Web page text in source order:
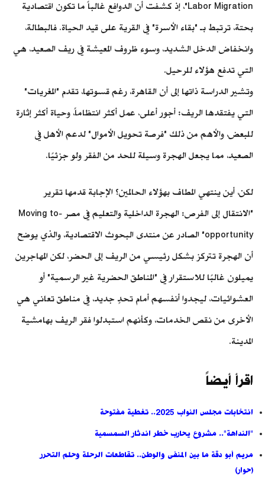
Labor Migration"، إذ كشفت أن الدوافع غالباً ما تكون اقتصادية
بحتة، ترتبط بـ "بقاء الأسرة" في القرية على قيد الحياة. فالبطالة،
وانخفاض الدخل الشديد، وسوء ظروف المعيشة في ريف الصعيد، هي
التي تدفع هؤلاء للرحيل.
وتشير الدراسة ذاتها إلى أن القاهرة، رغم قسوتها، تقدم "المغريات"
التي يفتقدها الريف: أجور أعلى، عمل أكثر انتظاماً، وحياة أكثر إثارة
للبعض، والأهم من ذلك "فرصة تحويل الأموال" لدعم الأهل في
الصعيد، مما يجعل الهجرة وسيلة للحد من الفقر ولو جزئيًا.
لكن، أين ينتهي المطاف بهؤلاء الحالمين؟ الإجابة قدمها تقرير
"الانتقال إلى الفرص: الهجرة الداخلية والتعليم في مصر -Moving to
opportunity" الصادر عن منتدى البحوث الاقتصادية، والذي يوضح
أن الهجرة تتركز بشكل رئيسي من الريف إلى الحضر، لكن المهاجرين
يميلون غالبًا للاستقرار في "المناطق الحضرية غير الرسمية" أو
العشوائيات، ليجدوا أنفسهم أمام تحدٍ جديد، في مناطق تعاني هي
الأخرى من نقص الخدمات، وكأنهم استبدلوا فقر الريف بهامشية
المدينة.
اقرأ أيضاً
انتخابات مجلس النواب 2025.. تغطية مفتوحة
"النداهة".. مشروع يحارب خطر اندثار السمسمية
مريم أبو دقة ما بين المنفى والوطن.. تقاطعات الرحلة وحلم التحرر
(حوار)